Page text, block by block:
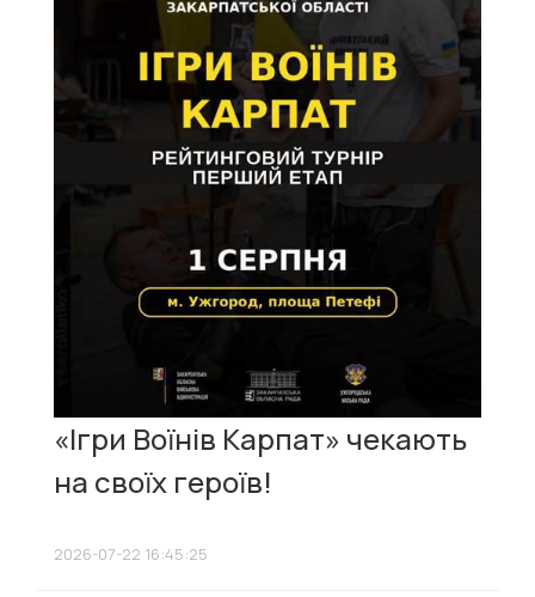
«Ігри Воїнів Карпат» чекають
на своїх героїв!
2026-07-22 16:45:25